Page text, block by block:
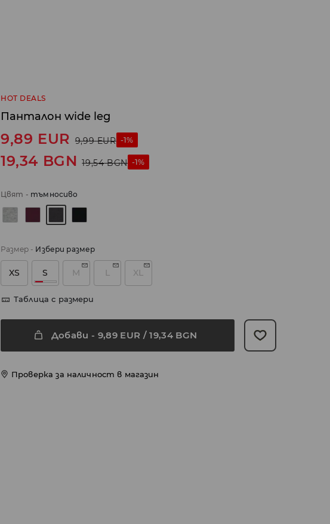
HOT DEALS
Панталон wide leg
9,89 EUR 9,99 EUR -1%
19,34 BGN 19,54 BGN -1%
Цвят - тъмносиво
Размер- Избери размер
XS S M L XL
Таблица с размери
Добави - 9,89 EUR / 19,34 BGN
Проверка за наличност в магазин